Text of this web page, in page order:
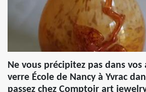
Ne vous précipitez pas dans vos
verre École de Nancy à Yvrac
passez chez Comptoir art